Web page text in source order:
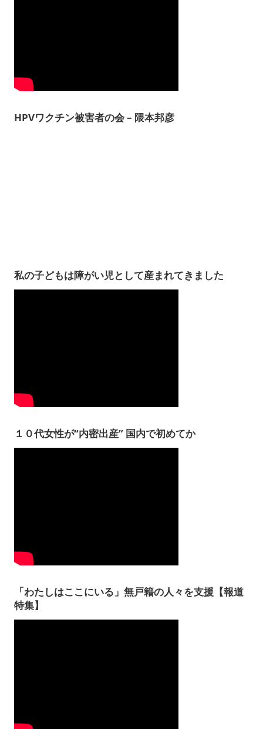
HPVワクチン被害者の会 – 隈本邦彦
私の子どもは障がい児として産まれてきました
１０代女性が“内密出産” 国内で初めてか
「わたしはここにいる」無戸籍の人々を支援【報道
特集】